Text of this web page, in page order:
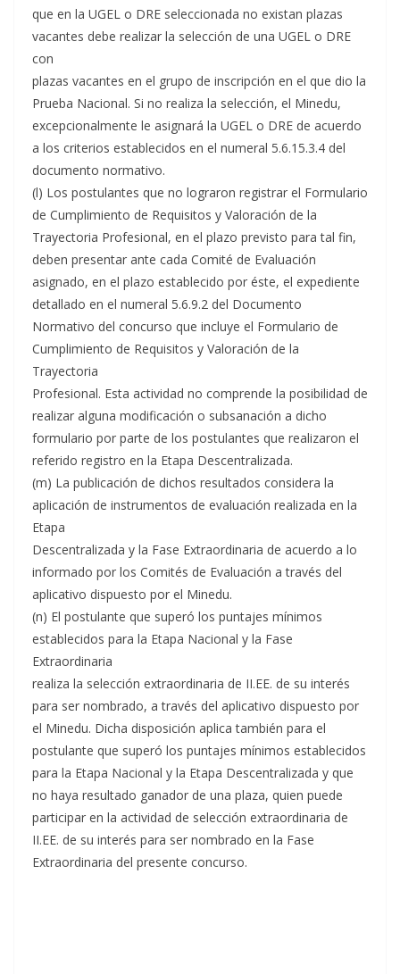
que en la UGEL o DRE seleccionada no existan plazas
vacantes debe realizar la selección de una UGEL o DRE
con
plazas vacantes en el grupo de inscripción en el que dio la
Prueba Nacional. Si no realiza la selección, el Minedu,
excepcionalmente le asignará la UGEL o DRE de acuerdo
a los criterios establecidos en el numeral 5.6.15.3.4 del
documento normativo.
(l) Los postulantes que no lograron registrar el Formulario
de Cumplimiento de Requisitos y Valoración de la
Trayectoria Profesional, en el plazo previsto para tal fin,
deben presentar ante cada Comité de Evaluación
asignado, en el plazo establecido por éste, el expediente
detallado en el numeral 5.6.9.2 del Documento
Normativo del concurso que incluye el Formulario de
Cumplimiento de Requisitos y Valoración de la
Trayectoria
Profesional. Esta actividad no comprende la posibilidad de
realizar alguna modificación o subsanación a dicho
formulario por parte de los postulantes que realizaron el
referido registro en la Etapa Descentralizada.
(m) La publicación de dichos resultados considera la
aplicación de instrumentos de evaluación realizada en la
Etapa
Descentralizada y la Fase Extraordinaria de acuerdo a lo
informado por los Comités de Evaluación a través del
aplicativo dispuesto por el Minedu.
(n) El postulante que superó los puntajes mínimos
establecidos para la Etapa Nacional y la Fase
Extraordinaria
realiza la selección extraordinaria de II.EE. de su interés
para ser nombrado, a través del aplicativo dispuesto por
el Minedu. Dicha disposición aplica también para el
postulante que superó los puntajes mínimos establecidos
para la Etapa Nacional y la Etapa Descentralizada y que
no haya resultado ganador de una plaza, quien puede
participar en la actividad de selección extraordinaria de
II.EE. de su interés para ser nombrado en la Fase
Extraordinaria del presente concurso.